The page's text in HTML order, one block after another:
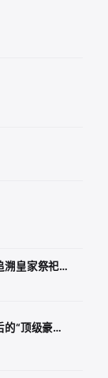
溯皇家祭祀…
的“顶级豪…